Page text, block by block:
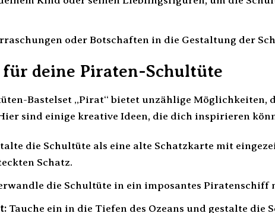
oder Botschaften in die Gestaltung der
deine Piraten-Schultüte
Bastelset „Pirat“ bietet unzählige Möglichkeiten,
sind einige kreative Ideen, die dich inspirieren
die Schultüte als eine alte Schatzkarte mit
Schatz.
die Schultüte in ein imposantes Piratenschiff
Tauche ein in die Tiefen des Ozeans und gestalte die